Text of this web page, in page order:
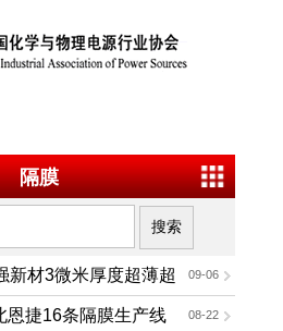
隔膜
09-06
新材3微米厚度超薄超
08-22
恩捷16条隔膜生产线